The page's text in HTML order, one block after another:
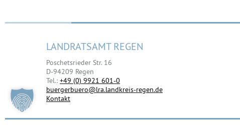
LANDRATSAMT REGEN
Poschetsrieder Str. 16
D-94209 Regen
Tel.: +49 (0) 9921 601-0
buergerbuero@lra.landkreis-regen.de
Kontakt